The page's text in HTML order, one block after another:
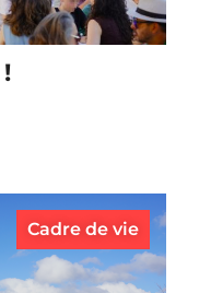
Cadre de vie